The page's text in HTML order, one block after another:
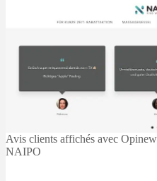
Avis clients affichés avec
NAIPO